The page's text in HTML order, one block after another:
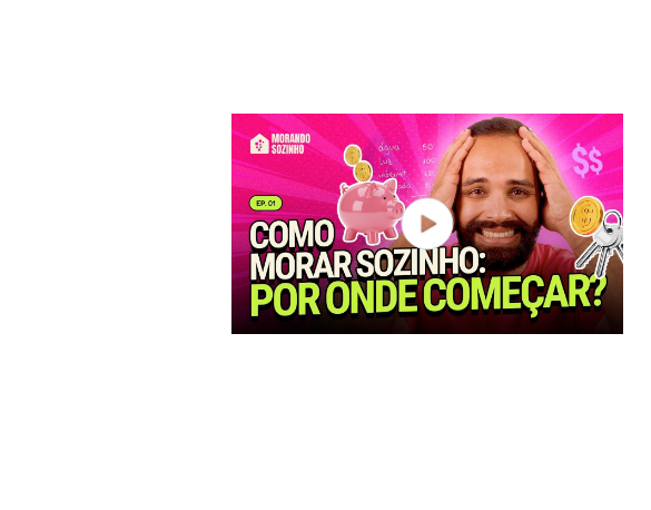
Pague as suas dívidas
Use crédito com consciência
Crie uma reserva de emergência
Aluguel ou financiamento: o que vale mais a pena?